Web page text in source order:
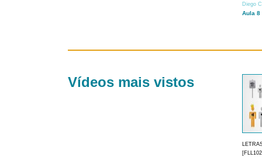
Diego
Aula 8
Vídeos mais vistos